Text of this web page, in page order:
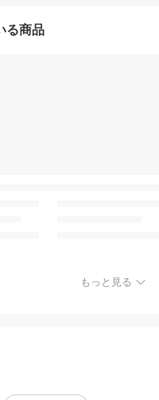
る商品
もっと見る